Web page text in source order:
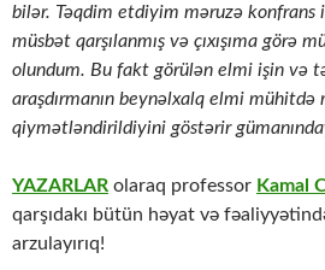
bilər. Təqdim etdiyim məruzə konfrans
müsbət qarşılanmış və çıxışıma görə
olundum. Bu fakt görülən elmi işin və
araşdırmanın beynəlxalq elmi mühitdə
qiymətləndirildiyini göstərir
YAZARLAR olaraq professor Kamal
qarşıdakı bütün həyat və
arzulayırıq!